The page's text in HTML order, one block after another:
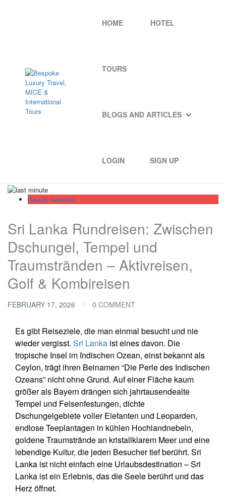
HOME HOTEL
TOURS
BLOGS AND ARTICLES
LOGIN SIGN UP
Beauty beaches
Sri Lanka Rundreisen: Zwischen
Dschungel, Tempel und
Traumstränden – Aktivreisen,
Golf & Kombireisen
FEBRUARY 17, 2026 0 COMMENT
Es gibt Reiseziele, die man einmal besucht und nie
wieder vergisst. Sri Lanka ist eines davon. Die
tropische Insel im Indischen Ozean, einst bekannt als
Ceylon, trägt ihren Beinamen “Die Perle des Indischen
Ozeans” nicht ohne Grund. Auf einer Fläche kaum
größer als Bayern drängen sich jahrtausendealte
Tempel und Felsenfestungen, dichte
Dschungelgebiete voller Elefanten und Leoparden,
endlose Teeplantagen in kühlen Hochlandnebeln,
goldene Traumstrände an kristallklarem Meer und eine
lebendige Kultur, die jeden Besucher tief berührt. Sri
Lanka ist nicht einfach eine Urlaubsdestination – Sri
Lanka ist ein Erlebnis, das die Seele berührt und das
Herz öffnet.